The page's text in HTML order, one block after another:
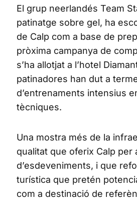
El grup neerlandés Team
patinatge sobre gel, ha
de Calp com a base de
pròxima campanya de
s’ha allotjat a l’hotel
patinadores han dut a
d’entrenaments intensius
tècniques.
Una mostra més de la
qualitat que oferix Calp per
d’esdeveniments, i que
turística que pretén
com a destinació de